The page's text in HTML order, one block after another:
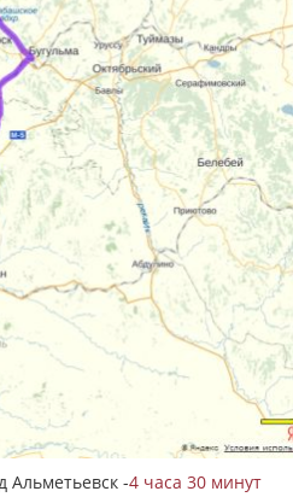
Альметьевск -4 часа 30 минут